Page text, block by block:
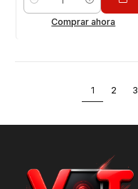
Cantidad
Comprar ahora
1 2 3